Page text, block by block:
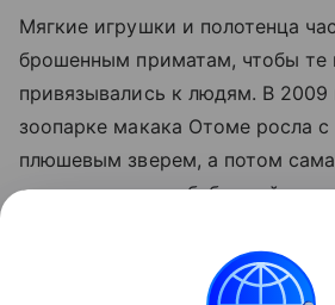
Мягкие игрушки и полотенца
брошенным приматам, чтобы те
привязывались к людям. В
зоопарке макака Отоме росла
плюшевым зверем, а потом сама
стала матерью и бабушкой.
Сотрудники верят, что Панча
полноценная жизнь.